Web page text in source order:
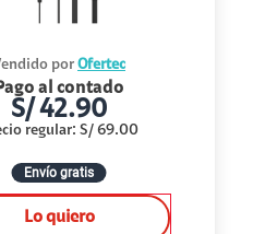
por Ofertec
Pago al contado
S/42.90
regular: S/ 69.00
Envío gratis
Lo quiero